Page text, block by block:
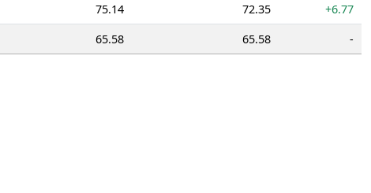
75.14 72.35
+6.77
65.58 65.58 -